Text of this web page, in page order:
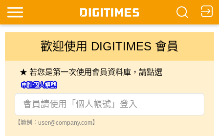
歡迎使用 DIGITIMES 會員
★ 若您是第一次使用會員資料庫，請點選
【範例：user@company.com】